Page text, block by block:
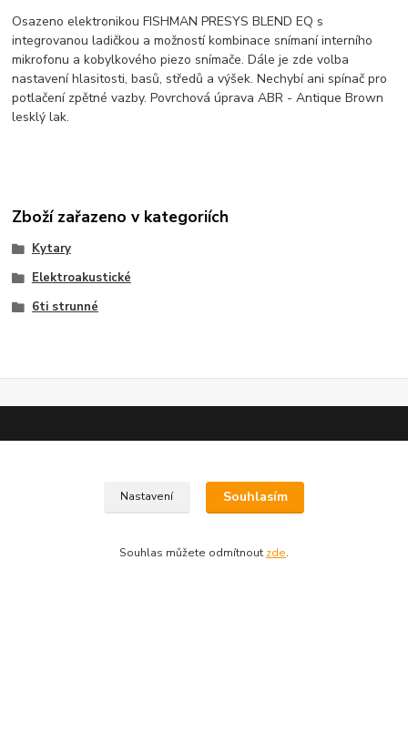
Osazeno elektronikou FISHMAN PRESYS BLEND EQ s
integrovanou ladičkou a možností kombinace snímaní interního
mikrofonu a kobylkového piezo snímače. Dále je zde volba
nastavení hlasitosti, basů, středů a výšek. Nechybí ani spínač pro
potlačení zpětné vazby. Povrchová úprava ABR - Antique Brown
lesklý lak.
Zboží zařazeno v kategoriích
Kytary
Elektroakustické
6ti strunné
Vítejte v Guitarparku...
Kde nás najdete
Nastavení Souhlasím
Souhlas můžete odmítnout zde.